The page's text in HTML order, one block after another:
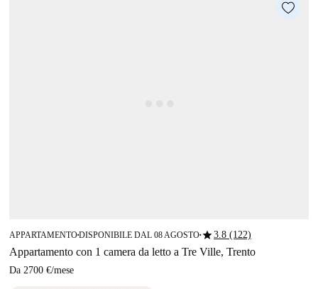
APPARTAMENTO■DISPONIBILE DAL 08 AGOSTO■star3.8 (122)
Appartamento con 1 camera da letto a Tre Ville, Trento
Da 2700 €/mese